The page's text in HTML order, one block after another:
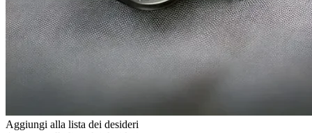
Aggiungi alla lista dei desideri